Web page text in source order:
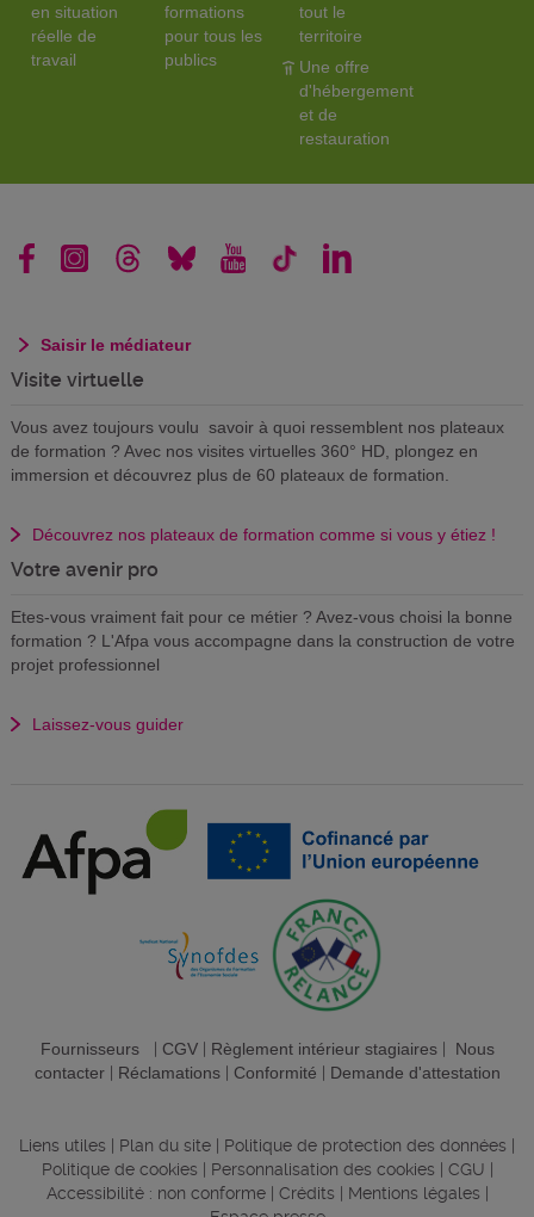
en situation
réelle de
travail
formations
pour tous les
publics
tout le
territoire
Une offre
d'hébergement
et de
restauration
Saisir le médiateur
Visite virtuelle
Vous avez toujours voulu savoir à quoi ressemblent nos plateaux
de formation ? Avec nos visites virtuelles 360° HD, plongez en
immersion et découvrez plus de 60 plateaux de formation.
Découvrez nos plateaux de formation comme si vous y étiez !
Votre avenir pro
Etes-vous vraiment fait pour ce métier ? Avez-vous choisi la bonne
formation ? L'Afpa vous accompagne dans la construction de votre
projet professionnel
Laissez-vous guider
Fournisseurs| CGV| Règlement intérieur stagiaires| Nous
contacter| Réclamations| Conformité Demande d'attestation
Liens utiles Plan du site Politique de protection des données
Politique de cookies
Personnalisation des cookies CGU
Accessibilité : non conforme| Crédits Mentions légales